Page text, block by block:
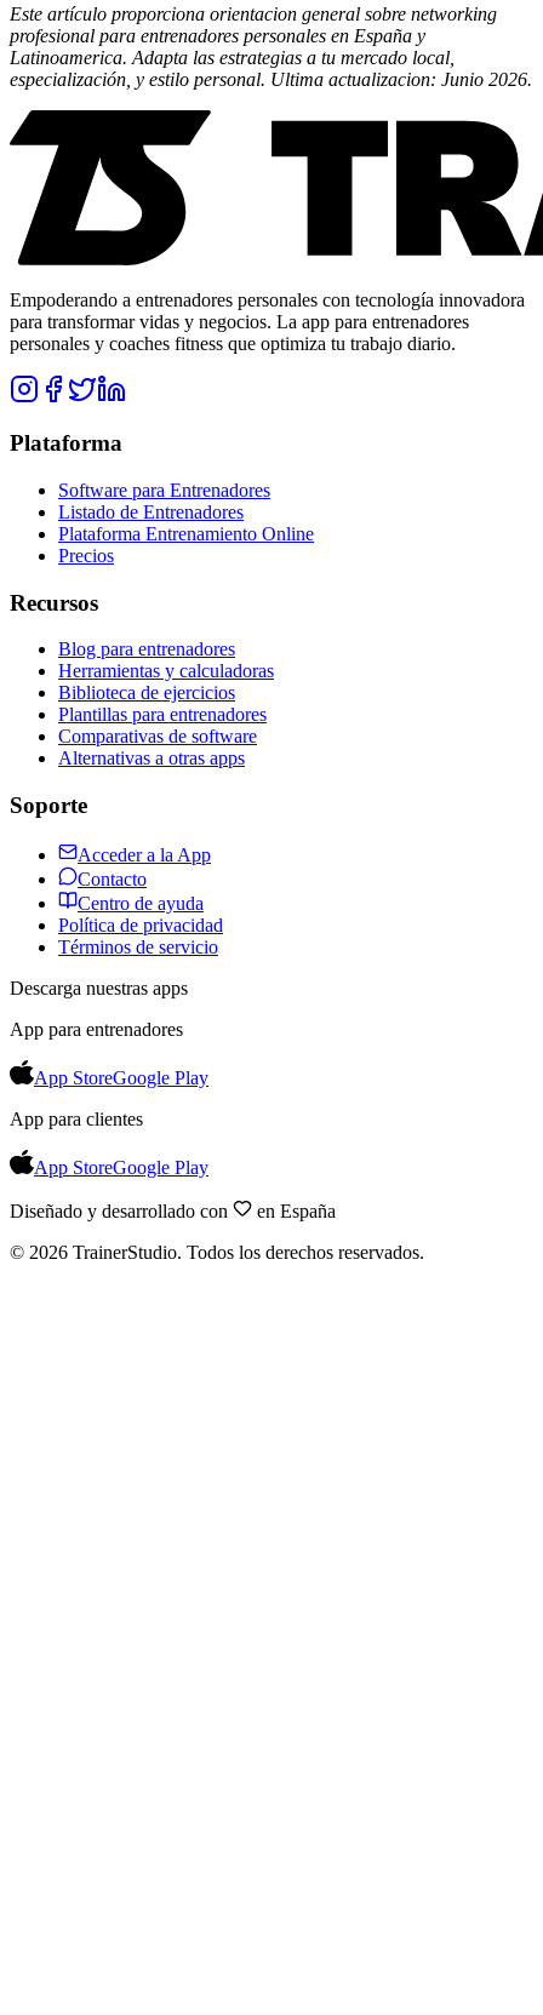
Este artículo proporciona orientacion general sobre networking
profesional para entrenadores personales en España y
Latinoamerica. Adapta las estrategias a tu mercado local,
especialización, y estilo personal. Ultima actualizacion: Junio 2026.
Empoderando a entrenadores personales con tecnología innovadora
para transformar vidas y negocios. La app para entrenadores
personales y coaches fitness que optimiza tu trabajo diario.
Plataforma
Software para Entrenadores
Listado de Entrenadores
Plataforma Entrenamiento Online
Precios
Recursos
Blog para entrenadores
Herramientas y calculadoras
Biblioteca de ejercicios
Plantillas para entrenadores
Comparativas de software
Alternativas a otras apps
Soporte
Acceder a la App
Contacto
Centro de ayuda
Política de privacidad
Términos de servicio
Descarga nuestras apps
App para entrenadores
App StoreGoogle Play
App para clientes
App StoreGoogle Play
Diseñado y desarrollado con
en España
© 2026 TrainerStudio. Todos los derechos reservados.